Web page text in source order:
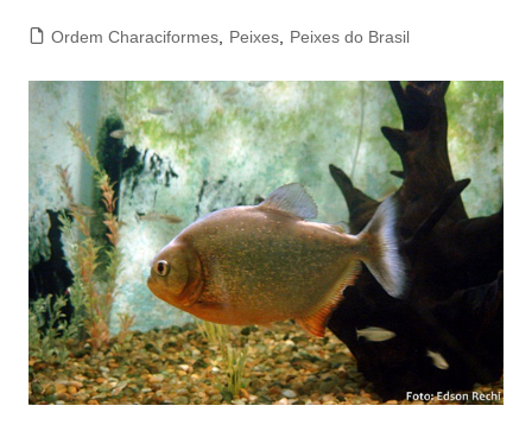
Ordem Characiformes, Peixes, Peixes do Brasil